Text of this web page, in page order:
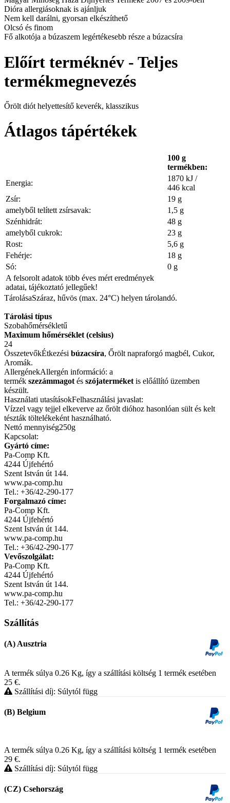
Dióra allergiásoknak is ajánljuk
Nem kell darálni, gyorsan elkészíthető
Olcsó és finom
Fő alkotója a búzaszem legértékesebb része a búzacsíra
Előírt terméknév - Teljes
termékmegnevezés
Őrölt diót helyettesítő keverék, klasszikus
Átlagos tápértékek
100 g
termékben:
Energia:
1870 kJ /
446 kcal
Zsír:
19 g
amelyből telített zsírsavak:
1,5 g
Szénhidrát:
48 g
amelyből cukrok:
23 g
Rost:
5,6 g
Fehérje:
18 g
Só:
0 g
A felsorolt adatok több éves mért eredmények
adatai, tájékoztató jellegűek!
TárolásaSzáraz, hűvös (max. 24°C) helyen tárolandó.
Tárolási típus
Szobahőmérsékletű
Maximum hőmérséklet (celsius)
24
ÖsszetevőkÉtkezési búzacsíra, Őrölt napraforgó magbél, Cukor,
Aromák.
AllergénekAllergén információ: a
termék szezámmagot és szójaterméket is előállító üzemben
készült.
Használati utasításokFelhasználási javaslat:
Vízzel vagy tejjel elkeverve az őrölt dióhoz hasonlóan sült és kelt
tészták töltelékeként használható.
Nettó mennyiség250g
Kapcsolat:
Gyártó címe:
Pa-Comp Kft.
4244 Újfehértó
Szent István út 144.
www.pa-comp.hu
Tel.: +36/42-290-177
Forgalmazó címe:
Pa-Comp Kft.
4244 Újfehértó
Szent István út 144.
www.pa-comp.hu
Tel.: +36/42-290-177
Vevőszolgálat:
Pa-Comp Kft.
4244 Újfehértó
Szent István út 144.
www.pa-comp.hu
Tel.: +36/42-290-177
Szállítás
(A) Ausztria
A termék súlya 0.26 Kg, így a szállítási költség 1 termék esetében
25 €.
Szállítási díj: Súlytól függ
(B) Belgium
A termék súlya 0.26 Kg, így a szállítási költség 1 termék esetében
29 €.
Szállítási díj: Súlytól függ
(CZ) Csehország